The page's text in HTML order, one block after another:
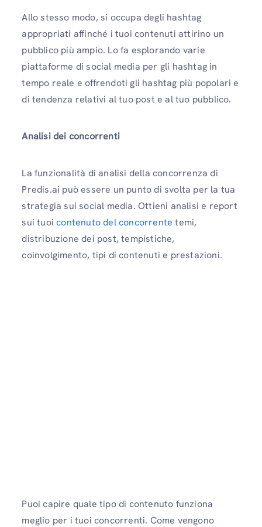
Allo stesso modo, si occupa degli hashtag
appropriati affinché i tuoi contenuti attirino un
pubblico più ampio. Lo fa esplorando varie
piattaforme di social media per gli hashtag in
tempo reale e offrendoti gli hashtag più popolari e
di tendenza relativi al tuo post e al tuo pubblico.
Analisi dei concorrenti
La funzionalità di analisi della concorrenza di
Predis.ai può essere un punto di svolta per la tua
strategia sui social media. Ottieni analisi e report
sui tuoicontenuto del concorrente temi,
distribuzione dei post, tempistiche,
coinvolgimento, tipi di contenuti e prestazioni.
Puoi capire quale tipo di contenuto funziona
meglio per i tuoi concorrenti. Come vengono